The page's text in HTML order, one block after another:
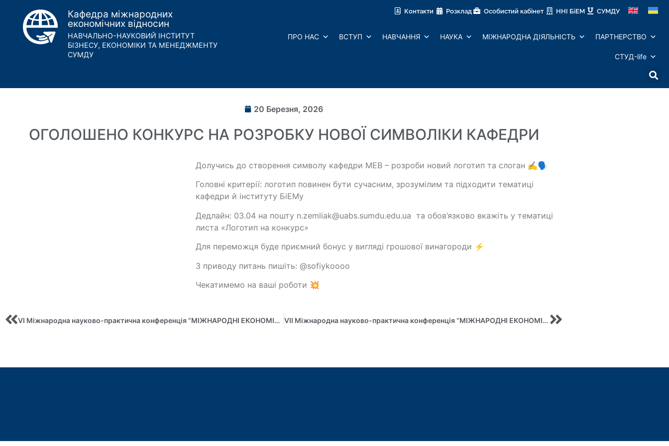
Контакти Розклад Особистий кабінет ННІ БіЕМ СУМДУ
Кафедра міжнародних
економічних відносин
НАВЧАЛЬНО-НАУКОВИЙ ІНСТИТУТ
БІЗНЕСУ, ЕКОНОМІКИ ТА МЕНЕДЖМЕНТУ
СУМДУ
ПРО НАС ВСТУП НАВЧАННЯ НАУКА МІЖНАРОДНА ДІЯЛЬНІСТЬ ПАРТНЕРСТВО
СТУД-life
20 Березня, 2026
ОГОЛОШЕНО КОНКУРС НА РОЗРОБКУ НОВОЇ СИМВОЛІКИ КАФЕДРИ
Долучись до створення символу кафедри МЕВ – розроби новий логотип та слоган ✍️🗣️
Головні критерії: логотип повинен бути сучасним, зрозумілим та підходити тематиці
кафедри й інституту БіЕМу
Дедлайн: 03.04 на пошту n.zemliak@uabs.sumdu.edu.ua та обов’язково вкажіть у тематиці
листа «Логотип на конкурс»
Для переможця буде приємний бонус у вигляді грошової винагороди ⚡️
З приводу питань пишіть: @sofiykoooo
Чекатимемо на ваші роботи 💥
VI Міжнародна науково-практична конференція “МІЖНАРОДНІ ЕКОНОМІЧНІ ВІДНОСИНИ ТА СТАЛИЙ РОЗВИТОК” VII Міжнародна науково-практична конференція “МІЖНАРОДНІ ЕКОНОМІЧНІ ВІДНОСИНИ ТА СТАЛИЙ РОЗВИТОК”